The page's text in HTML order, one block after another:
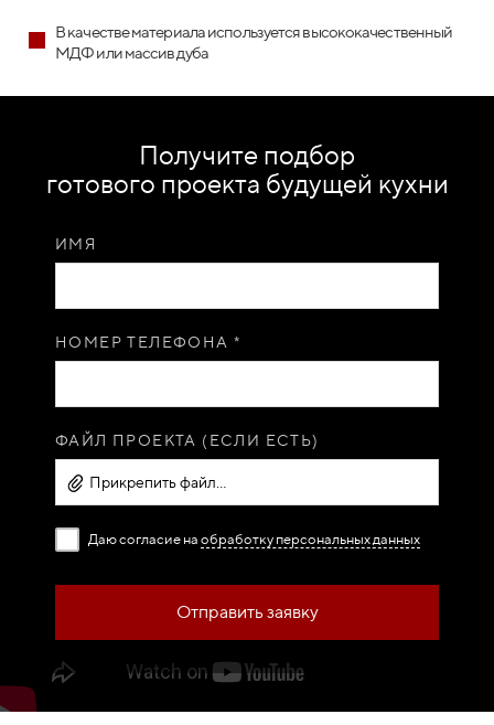
В качестве материала используется высококачественный
МДФ или массив дуба
Получите подбор
готового проекта будущей кухни
ИМЯ
НОМЕР ТЕЛЕФОНА *
ФАЙЛ ПРОЕКТА (ЕСЛИ ЕСТЬ)
Прикрепить файл...
Даю согласие на обработку персональных данных
Отправить заявку